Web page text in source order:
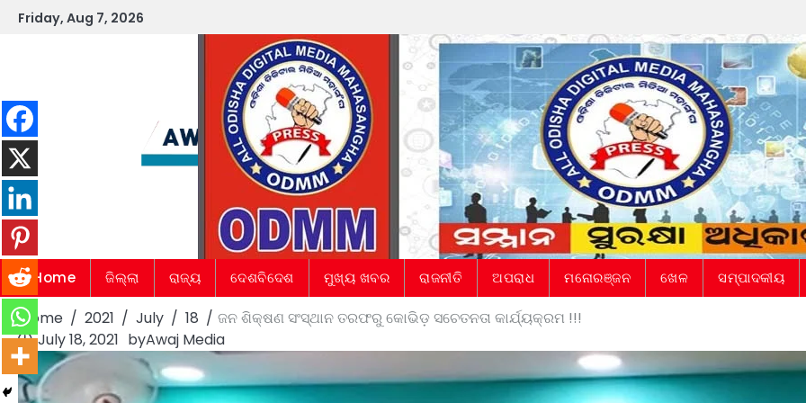
SkipFriday, Aug 7, 2026
Home ଜିଲ୍ଲା ରାଜ୍ୟ ଦେଶବିଦେଶ ମୁଖ୍ୟ ଖବର ରାଜନୀତି ଅପରାଧ ମନୋରଞ୍ଜନ ଖେଳ ସମ୍ପାଦକୀୟ
Home 2021 July 18
ଜନ ଶିକ୍ଷଣ ସଂସ୍ଥାନ ତରଫରୁ କୋଭିଡ଼ ସଚେତନତା କାର୍ଯ୍ୟକ୍ରମ !!!
July 18, 2021 byAwaj Media